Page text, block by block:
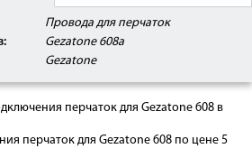
Провода для перчаток
Gezatone 608a
Gezatone
перчаток для Gezatone 608 в
перчаток для Gezatone 608 по цене 5